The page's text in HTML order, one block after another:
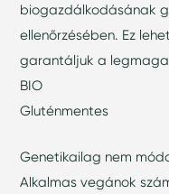
biogazdálkodásának
ellenőrzésében. Ez
garantáljuk a
BIO
Gluténmentes
Genetikailag nem
Alkalmas vegánok